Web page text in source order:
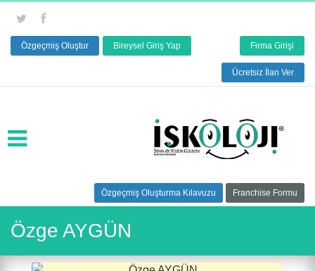
Özgeçmiş Oluştur Bireysel Giriş Yap Firma Girişi
Ücretsiz İlan Ver
Özgeçmiş Oluşturma Kılavuzu Franchise Formu
Özge AYGÜN